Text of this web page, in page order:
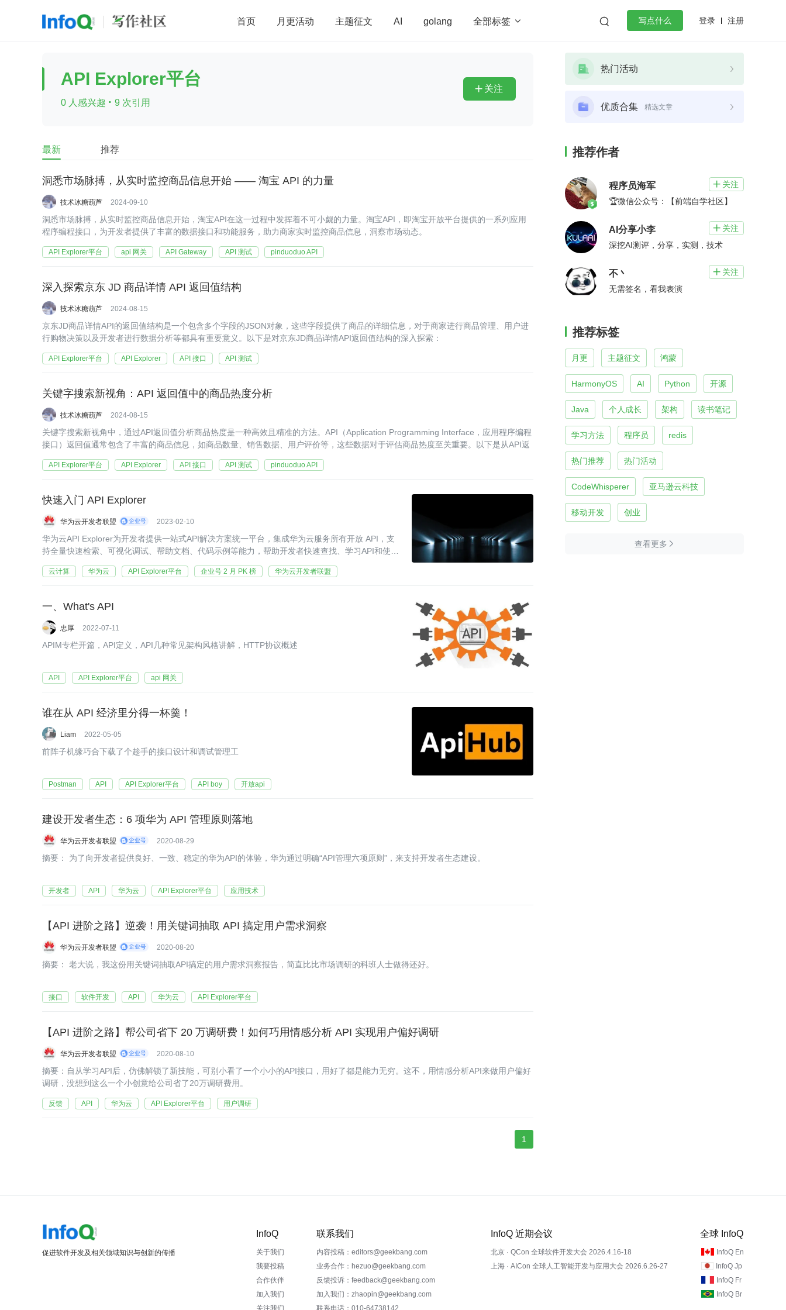
首页 月更活动 主题征文 AI golang 全部标签   写点什么 登录 注册
前端 AI 大数据 团队管理 redis
查看更多
API Explorer平台
0 人感兴趣 · 9 次引用
 关注
最新 推荐
洞悉市场脉搏，从实时监控商品信息开始 —— 淘宝 API 的力量
技术冰糖葫芦 2024-09-10
洞悉市场脉搏，从实时监控商品信息开始，淘宝API在这一过程中发挥着不可小觑的力量。淘宝API，即淘宝开放平台提供的一系列应用
程序编程接口，为开发者提供了丰富的数据接口和功能服务，助力商家实时监控商品信息，洞察市场动态。
API Explorer平台 api 网关 API Gateway API 测试 pinduoduo API
深入探索京东 JD 商品详情 API 返回值结构
技术冰糖葫芦 2024-08-15
京东JD商品详情API的返回值结构是一个包含多个字段的JSON对象，这些字段提供了商品的详细信息，对于商家进行商品管理、用户进
行购物决策以及开发者进行数据分析等都具有重要意义。以下是对京东JD商品详情API返回值结构的深入探索：
API Explorer平台 API Explorer API 接口 API 测试
关键字搜索新视角：API 返回值中的商品热度分析
技术冰糖葫芦 2024-08-15
关键字搜索新视角中，通过API返回值分析商品热度是一种高效且精准的方法。API（Application Programming Interface，应用程序编程
接口）返回值通常包含了丰富的商品信息，如商品数量、销售数据、用户评价等，这些数据对于评估商品热度至关重要。以下是从API返
API Explorer平台 API Explorer API 接口 API 测试 pinduoduo API
快速入门 API Explorer
华为云开发者联盟 2023-02-10
华为云API Explorer为开发者提供一站式API解决方案统一平台，集成华为云服务所有开放 API，支
持全量快速检索、可视化调试、帮助文档、代码示例等能力，帮助开发者快速查找、学习API和使用
云计算 华为云 API Explorer平台 企业号 2 月 PK 榜 华为云开发者联盟
一、What's API
忠厚 2022-07-11
APIM专栏开篇，API定义，API几种常见架构风格讲解，HTTP协议概述
API API Explorer平台 api 网关
谁在从 API 经济里分得一杯羹！
Liam 2022-05-05
前阵子机缘巧合下载了个趁手的接口设计和调试管理工
Postman API API Explorer平台 API boy 开放api
建设开发者生态：6 项华为 API 管理原则落地
华为云开发者联盟 2020-08-29
摘要： 为了向开发者提供良好、一致、稳定的华为API的体验，华为通过明确“API管理六项原则”，来支持开发者生态建设。
开发者 API 华为云 API Explorer平台 应用技术
【API 进阶之路】逆袭！用关键词抽取 API 搞定用户需求洞察
华为云开发者联盟 2020-08-20
摘要： 老大说，我这份用关键词抽取API搞定的用户需求洞察报告，简直比比市场调研的科班人士做得还好。
接口 软件开发 API 华为云 API Explorer平台
【API 进阶之路】帮公司省下 20 万调研费！如何巧用情感分析 API 实现用户偏好调研
华为云开发者联盟 2020-08-10
摘要：自从学习API后，仿佛解锁了新技能，可别小看了一个小小的API接口，用好了都是能力无穷。这不，用情感分析API来做用户偏好
调研，没想到这么一个小创意给公司省了20万调研费用。
反馈 API 华为云 API Explorer平台 用户调研
1
热门活动
优质合集 精选文章
推荐作者
程序员海军  关注
🏆微信公众号：【前端自学社区】
AI分享小李  关注
深挖AI测评，分享，实测，技术
不丶  关注
无需签名，看我表演
推荐标签
月更 主题征文 鸿蒙
HarmonyOS AI Python 开源
Java 个人成长 架构 读书笔记
学习方法 程序员 redis
热门推荐 热门活动
CodeWhisperer 亚马逊云科技
移动开发 创业
查看更多 
促进软件开发及相关领域知识与创新的传播
InfoQ
关于我们
我要投稿
合作伙伴
加入我们
关注我们
联系我们
内容投稿：editors@geekbang.com
业务合作：hezuo@geekbang.com
反馈投诉：feedback@geekbang.com
加入我们：zhaopin@geekbang.com
联系电话：010-64738142
InfoQ 近期会议
北京 · QCon 全球软件开发大会 2026.4.16-18
上海 · AICon 全球人工智能开发与应用大会 2026.6.26-27
全球 InfoQ
InfoQ En
InfoQ Jp
InfoQ Fr
InfoQ Br